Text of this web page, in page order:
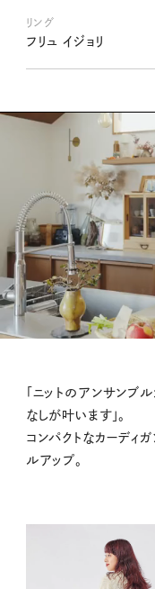
リング
フリュ イジョリ
「ニットのアンサンブ
なしが叶います」。
コンパクトなカーディ
ルアップ。